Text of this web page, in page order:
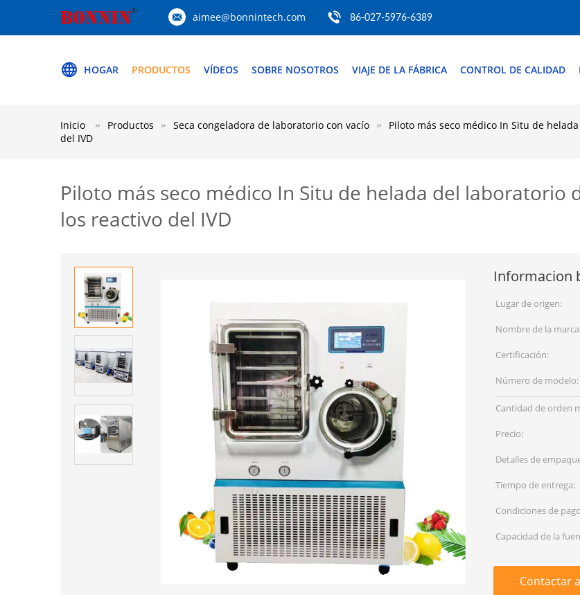
aimee@bonnintech.com 86-027-5976-6389
HOGAR PRODUCTOS VÍDEOS SOBRE NOSOTROS VIAJE DE LA FÁBRICA CONTROL DE CALIDAD
Inicio Productos Seca congeladora de laboratorio con vacío
Piloto más seco médico In Situ de
del IVD
Piloto más seco médico In Situ de helada del laboratorio
los reactivo del IVD
Informacion
Lugar de origen:
Nombre de la
Certificación:
Número de modelo:
Cantidad de orden
Precio:
Detalles de
Tiempo de entrega:
Condiciones de
Capacidad de la
Contactar